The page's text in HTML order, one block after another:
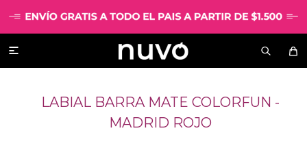

LABIAL BARRA MATE COLORFUN -
MADRID ROJO